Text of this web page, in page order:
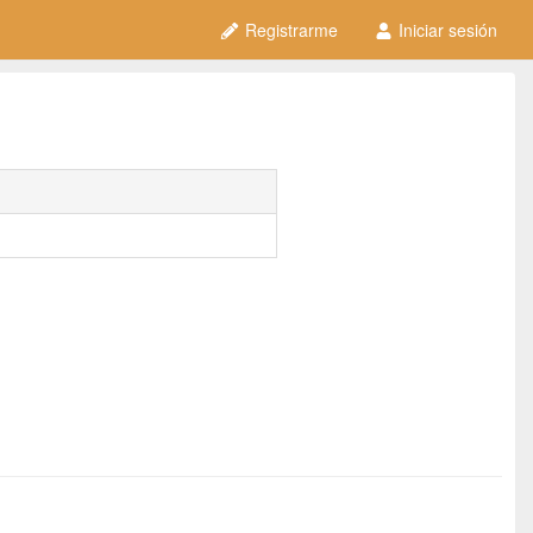
Registrarme Iniciar sesión